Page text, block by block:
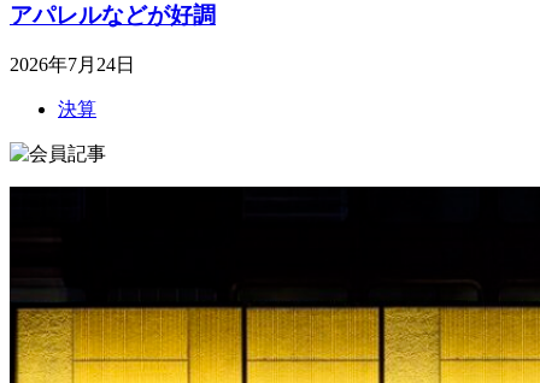
アパレルなどが好調
2026年7月24日
決算